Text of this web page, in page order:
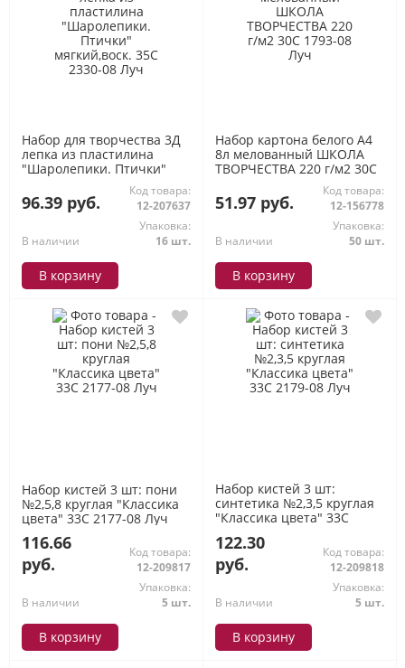
Набор для творчества 3Д
лепка из пластилина
"Шаролепики. Птички"
мягкий,воск. 35С 2330-08
Луч
96.39 руб.
Код товара:
12-207637
В наличии
Упаковка:
16 шт.
В корзину
Набор картона белого А4
8л мелованный ШКОЛА
ТВОРЧЕСТВА 220 г/м2 30С
51.97 руб.
Код товара:
12-156778
В наличии
Упаковка:
50 шт.
В корзину
Набор кистей 3 шт: пони
№2,5,8 круглая "Классика
цвета" 33С 2177-08 Луч
116.66
руб.
Код товара:
12-209817
В наличии
Упаковка:
5 шт.
В корзину
Набор кистей 3 шт:
синтетика №2,3,5 круглая
"Классика цвета" 33C
122.30
руб.
Код товара:
12-209818
В наличии
Упаковка:
5 шт.
В корзину